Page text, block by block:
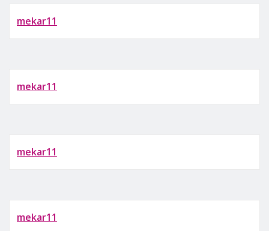
mekar11
mekar11
mekar11
mekar11